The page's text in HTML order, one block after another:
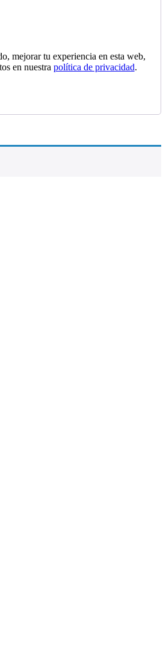
mejorar tu experiencia en esta web,
en nuestra política de privacidad.